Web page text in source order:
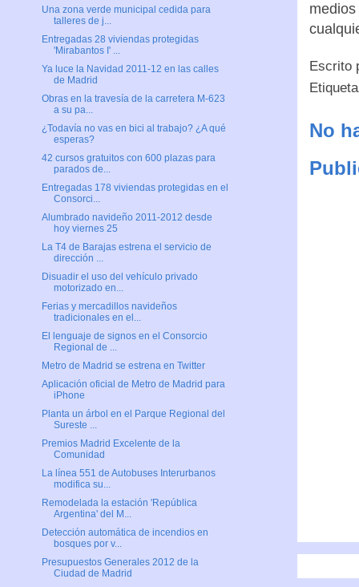
Escrito
No
Una zona verde municipal cedida para
talleres de j...
Entregadas 28 viviendas protegidas
'Mirabantos I' ...
Ya luce la Navidad 2011-12 en las calles
de Madrid
Obras en la travesía de la carretera M-623
a su pa...
¿Todavía no vas en bici al trabajo? ¿A qué
esperas?
42 cursos gratuitos con 600 plazas para
parados de...
Entregadas 178 viviendas protegidas en el
Consorci...
Alumbrado navideño 2011-2012 desde
hoy viernes 25
La T4 de Barajas estrena el servicio de
dirección ...
Disuadir el uso del vehículo privado
motorizado en...
Ferias y mercadillos navideños
tradicionales en el...
El lenguaje de signos en el Consorcio
Regional de ...
Metro de Madrid se estrena en Twitter
Aplicación oficial de Metro de Madrid para
iPhone
Planta un árbol en el Parque Regional del
Sureste ...
Premios Madrid Excelente de la
Comunidad
La línea 551 de Autobuses Interurbanos
modifica su...
Remodelada la estación 'República
Argentina' del M...
Detección automática de incendios en
bosques por v...
Presupuestos Generales 2012 de la
Ciudad de Madrid